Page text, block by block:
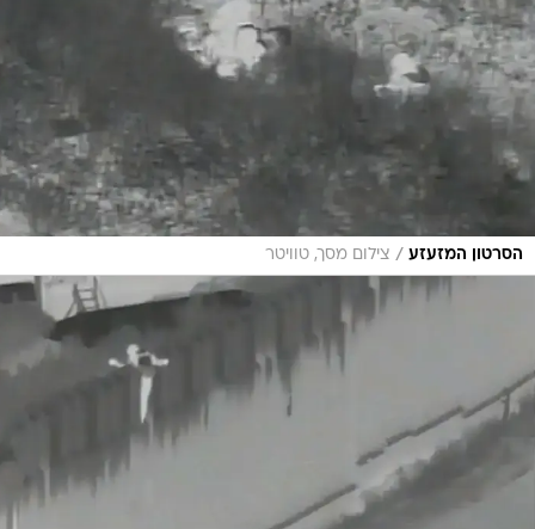
הסרטון המזעזע / צילום מסך, טוויטר